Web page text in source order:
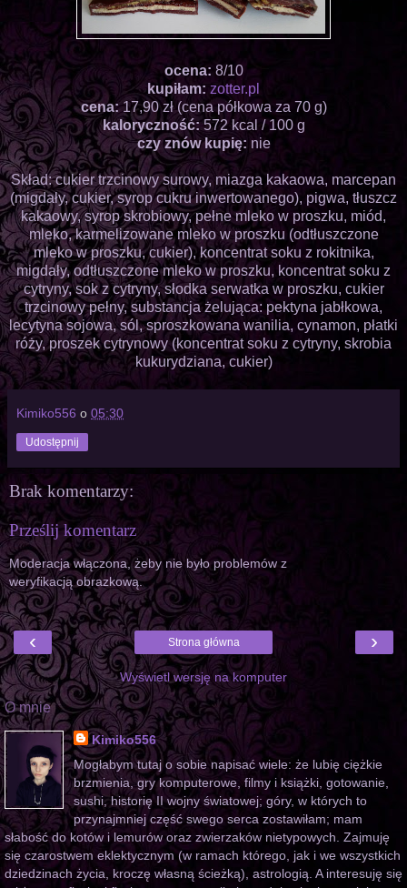
ocena: 8/10
kupiłam: zotter.pl
cena:17,90 zł (cena półkowa za 70 g)
kaloryczność:572 kcal / 100 g
czy znów kupię: nie
Skład: cukier trzcinowy surowy, miazga kakaowa, marcepan
(migdały, cukier, syrop cukru inwertowanego), pigwa, tłuszcz
kakaowy, syrop skrobiowy, pełne mleko w proszku, miód,
mleko, karmelizowane mleko w proszku (odtłuszczone
mleko w proszku, cukier), koncentrat soku z rokitnika,
migdały, odtłuszczone mleko w proszku, koncentrat soku z
cytryny, sok z cytryny, słodka serwatka w proszku, cukier
trzcinowy pełny, substancja żelująca: pektyna jabłkowa,
lecytyna sojowa, sól, sproszkowana wanilia, cynamon, płatki
róży, proszek cytrynowy (koncentrat soku z cytryny, skrobia
kukurydziana, cukier)
Kimiko556 o 05:30
Udostępnij
Brak komentarzy:
Prześlij komentarz
Moderacja włączona, żeby nie było problemów z
weryfikacją obrazkową.
‹ ›
Strona główna
Wyświetl wersję na komputer
O mnie
Kimiko556
Mogłabym tutaj o sobie napisać wiele: że lubię ciężkie
brzmienia, gry komputerowe, filmy i książki, gotowanie,
sushi, historię II wojny światowej; góry, w których to
przynajmniej część swego serca zostawiłam; mam
słabość do kotów i lemurów oraz zwierzaków nietypowych. Zajmuję
się czarostwem eklektycznym (w ramach którego, jak i we wszystkich
dziedzinach życia, kroczę własną ścieżką), astrologią. A interesuję się